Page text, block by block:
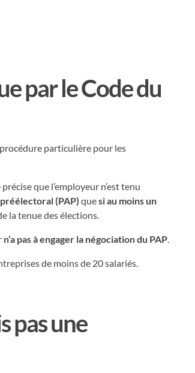
par le Code du
particulière pour les
précise que l’employeur n’est tenu
(PAP) quesi au moins un
la tenue des élections.
n’a pas à engager la négociation du PAP.
de moins de 20 salariés.
pas une